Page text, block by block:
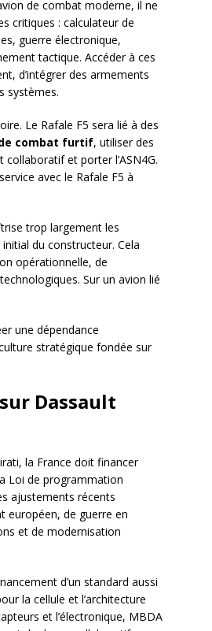
de combat moderne, il ne
critiques : calculateur de
guerre électronique,
tactique. Accéder à ces
d’intégrer des armements
systèmes.
Le Rafale F5 sera lié à des
combat furtif, utiliser des
et porter l’ASN4G.
avec le Rafale F5 à
trop largement les
du constructeur. Cela
opérationnelle, de
Sur un avion lié
une dépendance
stratégique fondée sur
Dassault
la France doit financer
Loi de programmation
ajustements récents
européen, de guerre en
et de modernisation
d’un standard aussi
la cellule et l’architecture
et l’électronique, MBDA